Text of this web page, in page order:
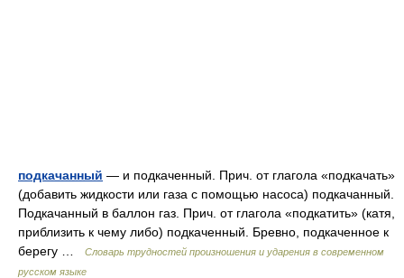
подкачанный — и подкаченный. Прич. от глагола «подкачать»
(добавить жидкости или газа с помощью насоса) подкачанный.
Подкачанный в баллон газ. Прич. от глагола «подкатить» (катя,
приблизить к чему либо) подкаченный. Бревно, подкаченное к
берегу …
Словарь трудностей произношения и ударения в современном
русском языке